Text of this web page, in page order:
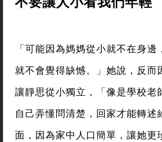
「可能因為媽媽從小就不在身邊
就不會覺得缺憾。」她說，反而
讓靜思從小獨立，「像是學校老
自己弄懂問清楚，回家才能轉述
面，因為家中人口簡單，讓她更